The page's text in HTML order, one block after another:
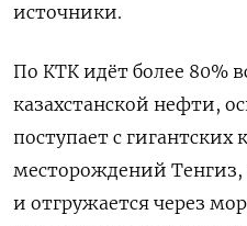
источники.
По КТК идёт более ‍80%
‍казахстанской нефти,
поступает с гигантских
месторождений Тенгиз,
и отгружается через